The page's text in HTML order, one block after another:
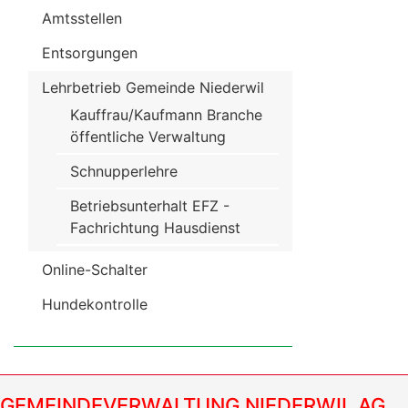
Amtsstellen
Entsorgungen
Lehrbetrieb Gemeinde Niederwil
Kauffrau/Kaufmann Branche
öffentliche Verwaltung
Schnupperlehre
Betriebsunterhalt EFZ -
Fachrichtung Hausdienst
Online-Schalter
Hundekontrolle